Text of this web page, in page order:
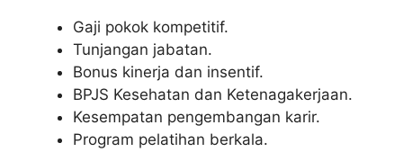
Gaji pokok kompetitif.
Tunjangan jabatan.
Bonus kinerja dan insentif.
BPJS Kesehatan dan Ketenagakerjaan.
Kesempatan pengembangan karir.
Program pelatihan berkala.